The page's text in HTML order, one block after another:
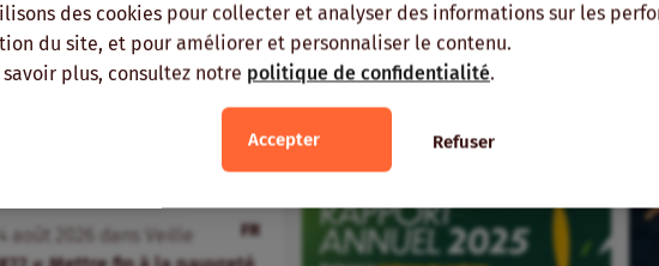
des cookies pour collecter et analyser des informations sur les
du site, et pour améliorer et personnaliser le contenu.
savoir plus, consultez notre politique de confidentialité.
Accepter Refuser
FR
4 août dans
Veille